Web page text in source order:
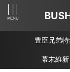
豊臣兄弟
幕末維新